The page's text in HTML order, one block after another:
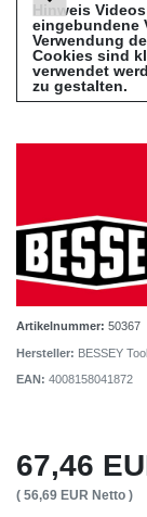
Hinweis
eingebundene
Verwendung
Cookies sind
verwendet
zu gestalten.
Artikelnummer: 50367
Hersteller: BESSEY
EAN: 4008158041872
67,46
( 56,69 EUR Netto )